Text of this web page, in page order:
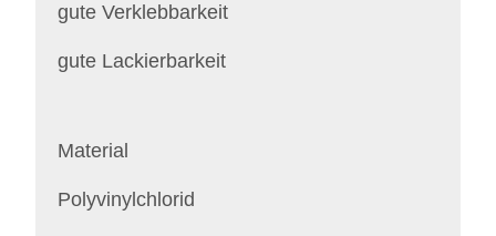
gute Verklebbarkeit
gute Lackierbarkeit
Material
Polyvinylchlorid